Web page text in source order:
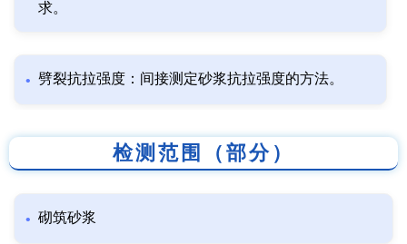
求。
劈裂抗拉强度：间接测定砂浆抗拉强度的方法。
检测范围（部分）
砌筑砂浆